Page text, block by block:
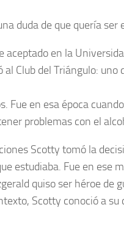
duda de que quería ser
aceptado en la
al Club del Triángulo:
Fue en esa época
problemas con el
Scotty tomó la
estudiaba. Fue en ese
quiso ser héroe de
Scotty conoció a